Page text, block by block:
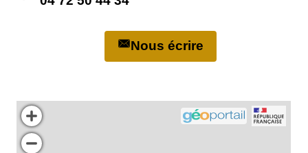
Nous écrire